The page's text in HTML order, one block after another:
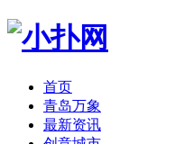
首页
青岛万象
最新资讯